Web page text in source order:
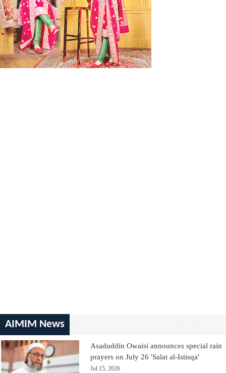
AIMIM News
Asaduddin Owaisi announces special rain
prayers on July 26 'Salat al-Istisqa'
Jul 15, 2026